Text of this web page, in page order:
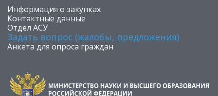
​Информация о закупках
Контактные данные
Отдел АСУ
Задать вопрос (жалобы, предложения)
Анкета для опроса граждан